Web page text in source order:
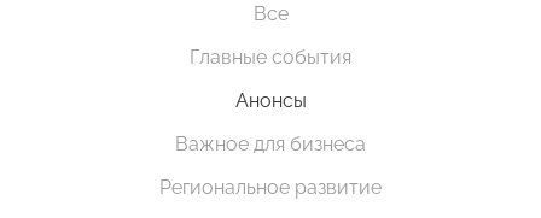
Все
Главные события
Анонсы
Важное для бизнеса
Региональное развитие